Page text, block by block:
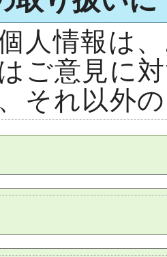
人情報は
ご意見に
それ以外